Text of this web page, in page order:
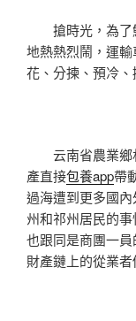
搶時光，為
地熱熱烈鬧，運
花、分揀、預冷
云南省農業
產直接包養app帶
過海遭到更多國
州和祁州居民的
也跟同是商團一
財產鏈上的從業